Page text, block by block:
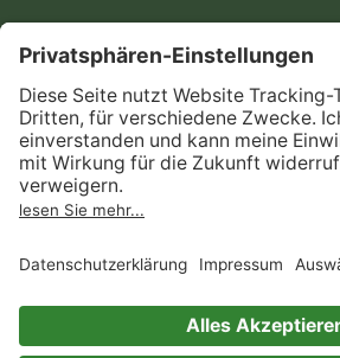
Rechtliches
Datenschutz
AGB
Informationen nach Data
Act
Impressum
Vertrag widerrufen